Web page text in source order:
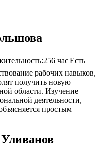
час|Есть
рабочих навыков,
получить новую
области. Изучение
деятельности,
простым